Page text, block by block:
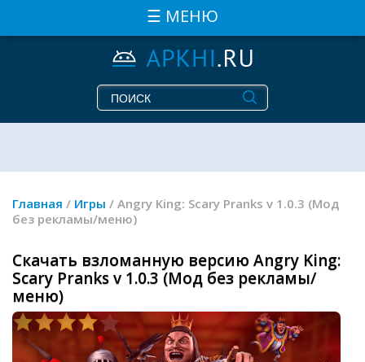
☰ МЕНЮ
Главная / Игры / Angry King: Scary Pranks v 1.0.3 (Мод
без рекламы/меню)
Скачать взломанную версию Angry King:
Scary Pranks v 1.0.3 (Мод без рекламы/
меню)